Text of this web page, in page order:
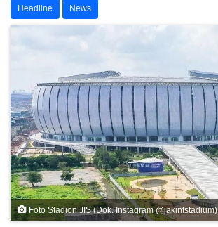
Headline News
Foto Stadion JIS (Dok. Instagram @jakintstadium)